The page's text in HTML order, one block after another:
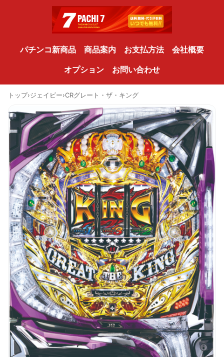
パチンコ新商品 商品案内 お支払方法
会社概要
オプション
お問い合わせ
トップ›ジェイビー›CRグレート・ザ・キング